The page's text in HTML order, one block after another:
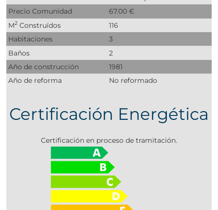
Precio Comunidad
67.00 €
M2 Construídos
116
Habitaciones
3
Baños
2
Año de construcción
1981
Año de reforma
No reformado
Certificación Energética
Certificación en proceso de tramitación.